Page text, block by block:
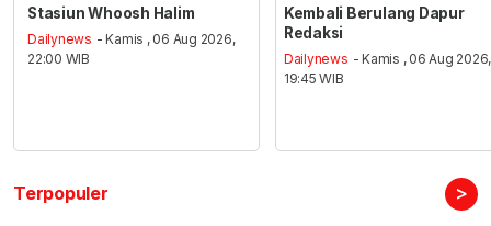
Stasiun Whoosh Halim
Dailynews - Kamis , 06 Aug 2026,
22:00 WIB
Kembali Berulang Dapur
Redaksi
Dailynews - Kamis , 06 Aug 2026,
19:45 WIB
Terpopuler >